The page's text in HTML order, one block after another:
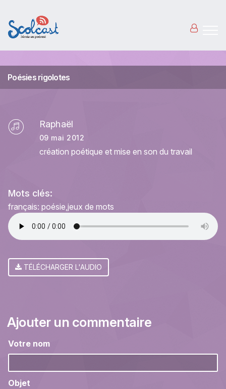
Poésies rigolotes
Raphaël
09 mai 2012
création poétique et mise en son du travail
Mots clés:
français: poésie jeux de mots
TÉLÉCHARGER L'AUDIO
Ajouter un commentaire
Votre nom
Objet